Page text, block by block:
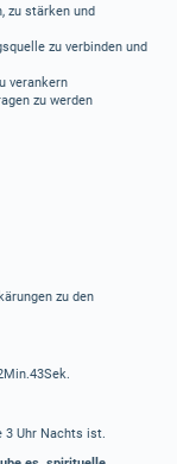
zu stärken und
zu verbinden und
verankern
zu werden
zu den
3 Uhr Nachts ist.